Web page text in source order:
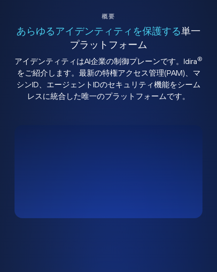
概要
あらゆるアイデンティティを保護する単一
プラットフォーム
アイデンティティはAI企業の制御プレーンです。Idira®
をご紹介します。最新の特権アクセス管理(PAM)、マ
シンID、エージェントIDのセキュリティ機能をシーム
レスに統合した唯一のプラットフォームです。